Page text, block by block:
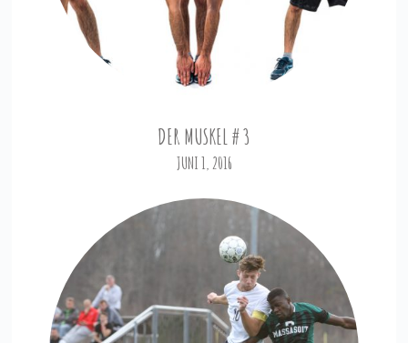
DER MUSKEL # 3
JUNI 1, 2016